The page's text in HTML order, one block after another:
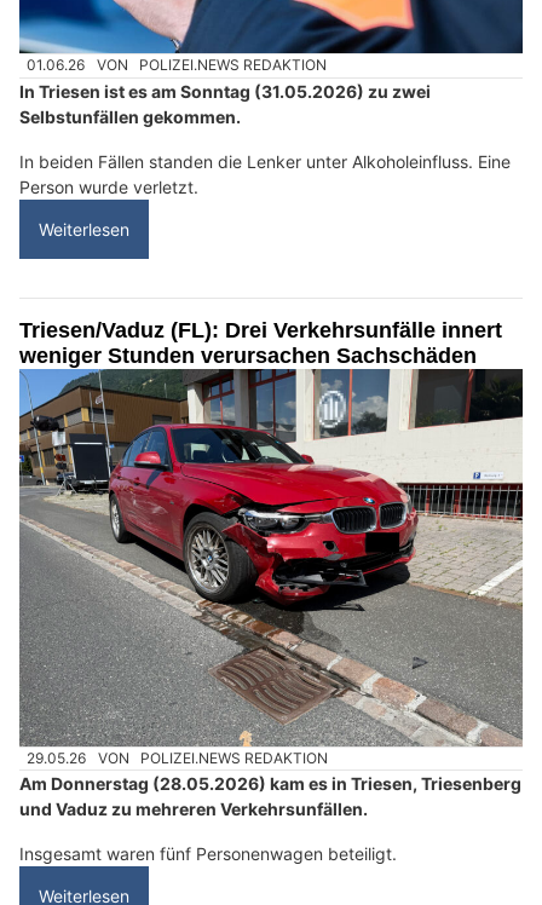
01.06.26 VON POLIZEI.NEWS REDAKTION
In Triesen ist es am Sonntag (31.05.2026) zu zwei
Selbstunfällen gekommen.
In beiden Fällen standen die Lenker unter Alkoholeinfluss. Eine
Person wurde verletzt.
Weiterlesen
Triesen/Vaduz (FL): Drei Verkehrsunfälle innert
weniger Stunden verursachen Sachschäden
29.05.26 VON POLIZEI.NEWS REDAKTION
Am Donnerstag (28.05.2026) kam es in Triesen, Triesenberg
und Vaduz zu mehreren Verkehrsunfällen.
Insgesamt waren fünf Personenwagen beteiligt.
Weiterlesen